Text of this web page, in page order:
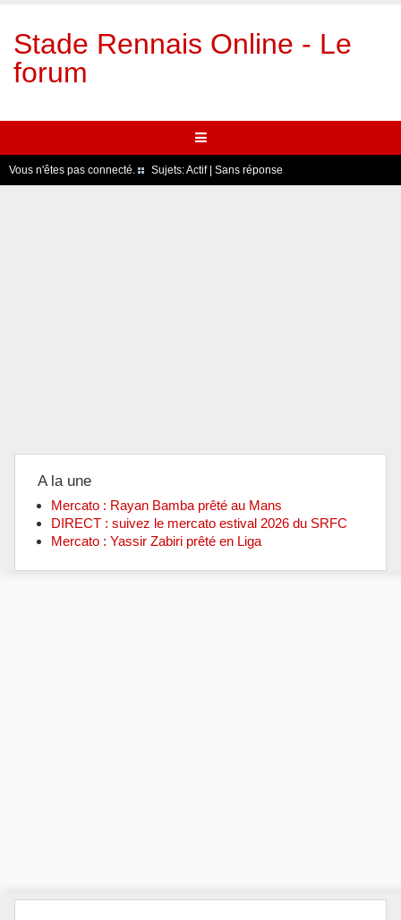
Stade Rennais Online - Le
forum
Vous n'êtes pas connecté. Sujets:Actif| Sans réponse
A la une
Mercato : Rayan Bamba prêté au Mans
DIRECT : suivez le mercato estival 2026 du SRFC
Mercato : Yassir Zabiri prêté en Liga